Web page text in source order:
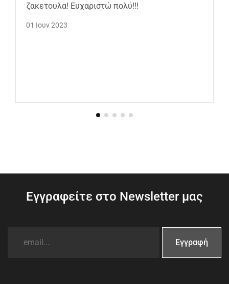
ζακετουλα! Ευχαριστώ πολύ!!!
01 Ιουν 2023
Εγγραφείτε στο Newsletter μας